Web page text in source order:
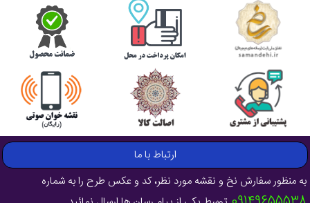
ارتباط با ما
به منظور سفارش نخ و نقشه مورد نظر، کد و عکس طرح را به شماره